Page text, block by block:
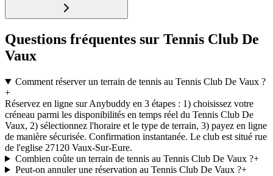
Questions fréquentes sur Tennis Club De
Vaux
Comment réserver un terrain de tennis au Tennis Club De Vaux ?
+
Réservez en ligne sur Anybuddy en 3 étapes : 1) choisissez votre
créneau parmi les disponibilités en temps réel du Tennis Club De
Vaux, 2) sélectionnez l'horaire et le type de terrain, 3) payez en ligne
de manière sécurisée. Confirmation instantanée. Le club est situé rue
de l'eglise 27120 Vaux-Sur-Eure.
Combien coûte un terrain de tennis au Tennis Club De Vaux ?+
Peut-on annuler une réservation au Tennis Club De Vaux ?+